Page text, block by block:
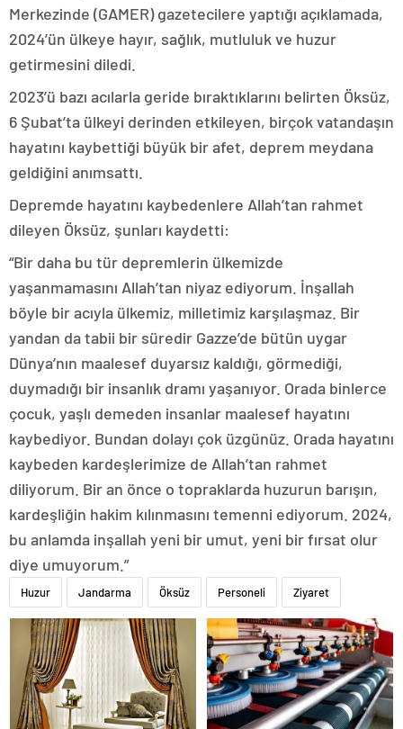
Merkezinde (GAMER) gazetecilere yaptığı açıklamada,
2024’ün ülkeye hayır, sağlık, mutluluk ve huzur
getirmesini diledi.
2023’ü bazı acılarla geride bıraktıklarını belirten Öksüz,
6 Şubat’ta ülkeyi derinden etkileyen, birçok vatandaşın
hayatını kaybettiği büyük bir afet, deprem meydana
geldiğini anımsattı.
Depremde hayatını kaybedenlere Allah’tan rahmet
dileyen Öksüz, şunları kaydetti:
“Bir daha bu tür depremlerin ülkemizde
yaşanmamasını Allah’tan niyaz ediyorum. İnşallah
böyle bir acıyla ülkemiz, milletimiz karşılaşmaz. Bir
yandan da tabii bir süredir Gazze’de bütün uygar
Dünya’nın maalesef duyarsız kaldığı, görmediği,
duymadığı bir insanlık dramı yaşanıyor. Orada binlerce
çocuk, yaşlı demeden insanlar maalesef hayatını
kaybediyor. Bundan dolayı çok üzgünüz. Orada hayatını
kaybeden kardeşlerimize de Allah’tan rahmet
diliyorum. Bir an önce o topraklarda huzurun barışın,
kardeşliğin hakim kılınmasını temenni ediyorum. 2024,
bu anlamda inşallah yeni bir umut, yeni bir fırsat olur
diye umuyorum.”
Huzur Jandarma Öksüz Personeli Ziyaret